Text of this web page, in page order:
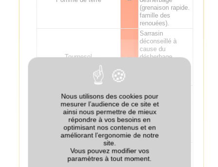
(grenaison rapide.
famille des
renouées).
Tournesol --
Sarrasin
déconseillé à
cause du
désherbage
(grenaison rapide.
Lin --
déconseillé à
cause du
désherbage
(grenaison rapide.
famille des
renouées).
Tabac (Virginie) -
désherbage du
tabac.
Nous utilisons des cookies pour
mesurer l’audience de ce site et
ainsi nous permettre de mieux
répondre à vos besoins en
optimisant nos contenus et en
améliorant l’ergonomie de notre
site.
Vous pouvez modifier vos
paramètres à tout moment.